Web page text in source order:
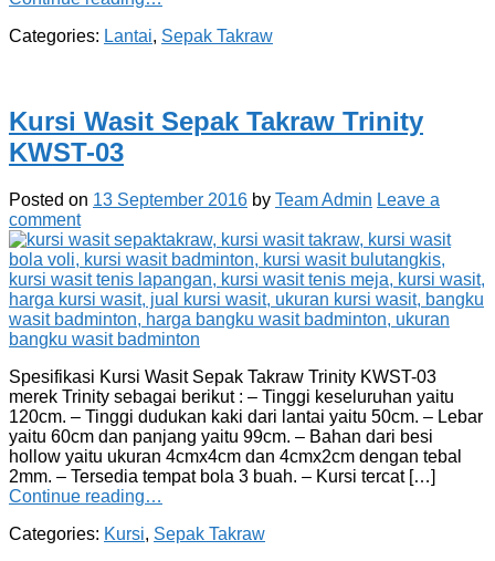
Categories: Lantai, Sepak Takraw
Kursi Wasit Sepak Takraw Trinity
KWST-03
Posted on 13 September 2016 by Team Admin Leave a
comment
Spesifikasi Kursi Wasit Sepak Takraw Trinity KWST-03
merek Trinity sebagai berikut : – Tinggi keseluruhan yaitu
120cm. – Tinggi dudukan kaki dari lantai yaitu 50cm. – Lebar
yaitu 60cm dan panjang yaitu 99cm. – Bahan dari besi
hollow yaitu ukuran 4cmx4cm dan 4cmx2cm dengan tebal
2mm. – Tersedia tempat bola 3 buah. – Kursi tercat […]
Continue reading…
Categories: Kursi, Sepak Takraw